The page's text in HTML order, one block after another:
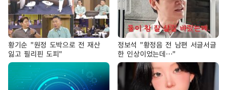
황기순 "원정 도박으로 전 재산
잃고 필리핀 도피"
정보석 "황정음 전 남편 서글서글
한 인상이었는데…"